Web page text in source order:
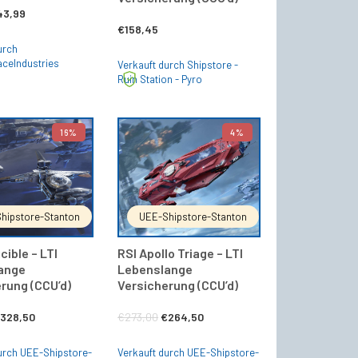
ist:
€158,45
Verkauft durch Shipstore -
Ruin Station - Pyro
16%
Stanton
– LTI
(CCU’d)
328,50
IN DEN WARENKORB
UEE-Shipstore-
4%
UEE-Shipstore-Stanton
RSI Apollo Triage – LTI
Lebenslange
Versicherung (CCU’d)
€273,00Ursprünglicher
€264,50
IN DEN WARENKORB
Verkauft durch UEE-Shipstore-